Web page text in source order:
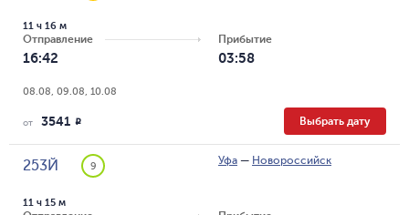
Отправление
16:42
11 ч 16 м
Прибытие
03:58
08.08, 09.08, 10.08
от 3541 R Выбрать дату
253Й 9 Уфа — Новороссийск
11 ч 15 м